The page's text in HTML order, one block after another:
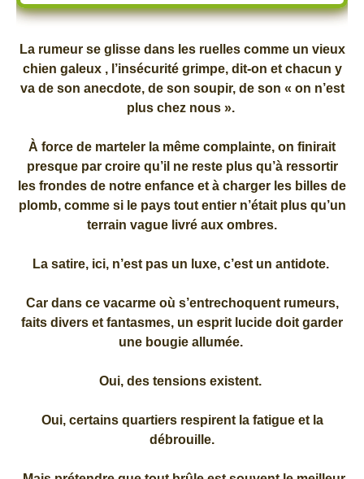
La rumeur se glisse dans les ruelles comme un vieux
chien galeux , l’insécurité grimpe, dit-on et chacun y
va de son anecdote, de son soupir, de son « on n’est
plus chez nous ».
À force de marteler la même complainte, on finirait
presque par croire qu’il ne reste plus qu’à ressortir
les frondes de notre enfance et à charger les billes de
plomb, comme si le pays tout entier n’était plus qu’un
terrain vague livré aux ombres.
La satire, ici, n’est pas un luxe, c’est un antidote.
Car dans ce vacarme où s’entrechoquent rumeurs,
faits divers et fantasmes, un esprit lucide doit garder
une bougie allumée.
Oui, des tensions existent.
Oui, certains quartiers respirent la fatigue et la
débrouille.